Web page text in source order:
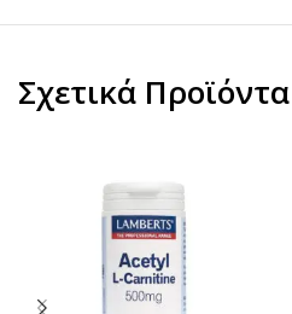
Σχετικά Προϊόντα